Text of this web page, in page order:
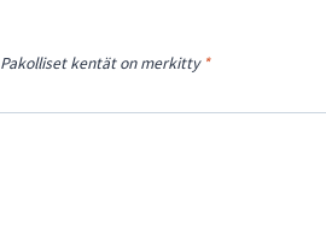
Pakolliset kentät on merkitty *